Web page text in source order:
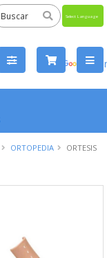
by
ORTOPEDIA ORTESIS